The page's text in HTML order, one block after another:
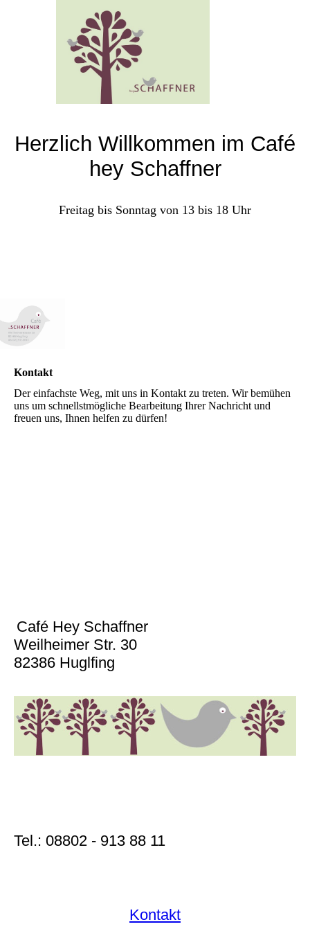
Herzlich Willkommen im Café
hey Schaffner
Freitag bis Sonntag von 13 bis 18 Uhr
Kontakt
Der einfachste Weg, mit uns in Kontakt zu treten. Wir bemühen
uns um schnellstmögliche Bearbeitung Ihrer Nachricht und
freuen uns, Ihnen helfen zu dürfen!
Café Hey Schaffner
Weilheimer Str. 30
82386 Huglfing
Tel.: 08802 - 913 88 11
Kontakt